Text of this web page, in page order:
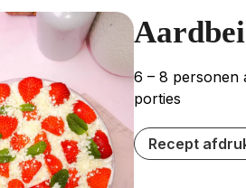
6 – 8 personen
porties
Recept